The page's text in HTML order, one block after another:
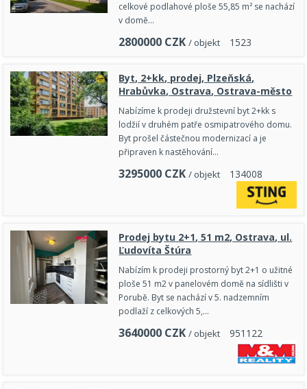
celkové podlahové ploše 55,85 m² se nachází
v domě…
2800000 CZK / objekt 1523
Byt, 2+kk, prodej, Plzeňská,
Hrabůvka, Ostrava, Ostrava-město
Nabízíme k prodeji družstevní byt 2+kk s
lodžií v druhém patře osmipatrového domu.
Byt prošel částečnou modernizací a je
připraven k nastěhování…
3295000 CZK / objekt 1 34008
Prodej bytu 2+1, 51 m2, Ostrava, ul.
Ľudovíta Štúra
Nabízím k prodeji prostorný byt 2+1 o užitné
ploše 51 m2 v panelovém domě na sídlišti v
Porubě. Byt se nachází v 5. nadzemním
podlaží z celkových 5,…
3640000 CZK / objekt 951 1 22